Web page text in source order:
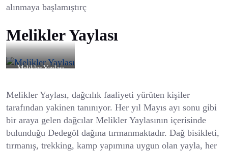
alınmaya başlamıştırç
Melikler Yaylası
Melikler Yaylası
Melikler Yaylası, dağcılık faaliyeti yürüten kişiler
tarafından yakinen tanınıyor. Her yıl Mayıs ayı sonu gibi
bir araya gelen dağcılar Melikler Yaylasının içerisinde
bulunduğu Dedegöl dağına tırmanmaktadır. Dağ bisikleti,
tırmanış, trekking, kamp yapımına uygun olan yayla, her